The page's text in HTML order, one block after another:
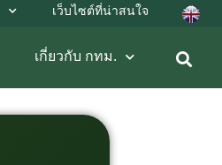
เว็บไซต์ที่น่าสนใจ
เกี่ยวกับ กทม.